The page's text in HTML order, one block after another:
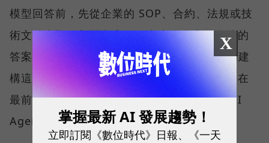
模型回答前，先從企業的 SOP、合約、法規或技
術文件中取回相關內容，再產生附有來源依據的
答案。QNAP 以 Qsirch 的語意搜尋能力協助建
構這類應用，協助企業建立私有知識庫；而走在
最前面的少數企業，則已經嘗試地端推論與 AI
Agent。
X
掌握最新 AI 發展趨勢！
立即訂閱《數位時代》日報、《一天